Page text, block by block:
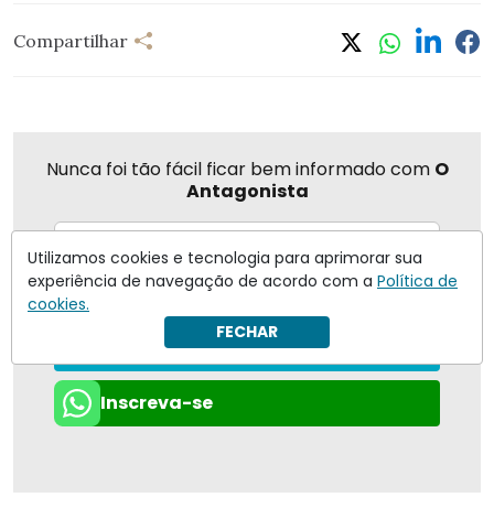
Compartilhar
Nunca foi tão fácil ficar bem informado com O
Antagonista
Eu concordo em receber notificações | Para obter mais
informações reveja nossa
Enviar
Inscreva-se
Utilizamos cookies e tecnologia para aprimorar sua
experiência de navegação de acordo com a Política de
cookies.
FECHAR